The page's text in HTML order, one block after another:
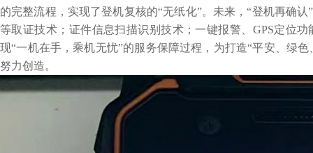
的完整流程，实现了登机复核的“无纸化”。未来，“登机再确
等取证技术；证件信息扫描识别技术；一键报警、GPS定位
现“一机在手，乘机无忧”的服务保障过程，为打造“平安、绿
努力创造。